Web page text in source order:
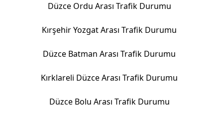
Düzce Ordu Arası Trafik Durumu
Kırşehir Yozgat Arası Trafik Durumu
Düzce Batman Arası Trafik Durumu
Kırklareli Düzce Arası Trafik Durumu
Düzce Bolu Arası Trafik Durumu